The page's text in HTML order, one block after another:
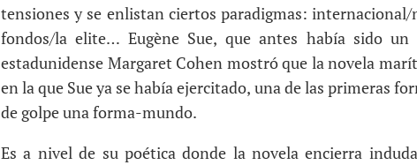
tensiones y se enlistan ciertos paradigmas:
fondos/la elite… Eugène Sue, que antes había sido
estadunidense Margaret Cohen mostró que la novela
en la que Sue ya se había ejercitado, una de las primeras
de golpe una forma-mundo.
Es a nivel de su poética donde la novela encierra